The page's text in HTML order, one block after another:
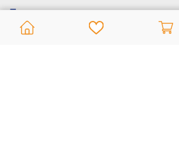
Помощь: